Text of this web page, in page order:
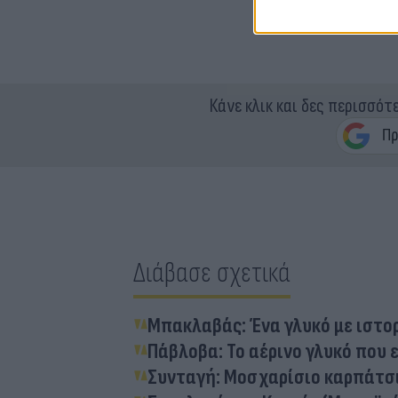
Κάνε κλικ και δες
Διάβασε σχετικά
Μπακλαβάς: Ένα γλυκό με
Πάβλοβα: Το αέρινο γλυκό
Συνταγή: Μοσχαρίσιο